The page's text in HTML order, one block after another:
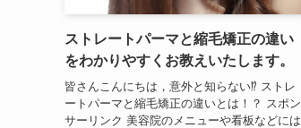
ストレートパーマと縮毛矯正の違い
をわかりやすくお教えいたします。
皆さんこんにちは，意外と知らない⁉︎ ストレ
ートパーマと縮毛矯正の違いとは！？ スポン
サーリンク 美容院のメニューや看板などには